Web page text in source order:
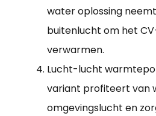
water oplossing
buitenlucht om het
verwarmen.
Lucht-lucht
variant profiteert van
omgevingslucht en